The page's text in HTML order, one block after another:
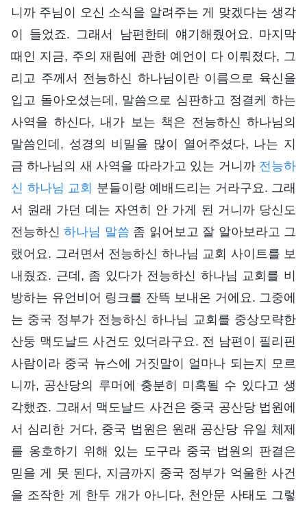
니까 주님이 오신 소식을 알려주는 게 맞겠다는 생각
이 들었죠. 그래서 남편한테 얘기해줬어요. 마지막
때인 지금, 주의 재림에 관한 예언이 다 이뤄졌다, 그
리고 주께서 전능하신 하나님이란 이름으로 육신을
입고 돌아오셨는데, 말씀으로 심판하고 정결케 하는
사역을 하신다, 내가 보는 책은 전능하신 하나님의
말씀인데, 성경의 비밀을 많이 열어주셨다, 나는 지
금 하나님의 새 사역을 따라가고 있는 거니까 전능하
신 하나님 교회 분들이랑 예배드리는 거라구요. 그래
서 원래 가던 데는 자연히 안 가게 된 거니까 당신도
전능하신하나님 말씀 좀 읽어보고 잘 알아보라고 그
랬어요. 그러면서 전능하신 하나님 교회 사이트를 보
내줬죠. 근데, 좀 있다가 전능하신 하나님 교회를 비
방하는 유언비어 링크를 잔뜩 보내온 거에요. 그중에
는 중국 정부가 전능하신 하나님 교회를 중상모략한
산둥 맥도날드 사건도 있더라구요. 전 남편이 필리핀
사람이라 중국 뉴스에 거짓말이 얼마나 되는지 모르
니까, 공산당의 루머에 충분히 미혹될 수 있다고 생
각했죠. 그래서 맥도날드 사건은 중국 공산당 법원에
서 심리한 거다, 중국 법원은 원래 공산당 유일 체제
를 옹호하기 위해 있는 도구라 중국 법원의 판결은
믿을 게 못 된다, 지금까지 중국 정부가 억울한 사건
을 조작한 게 한두 개가 아니다, 천안문 사태도 그렇